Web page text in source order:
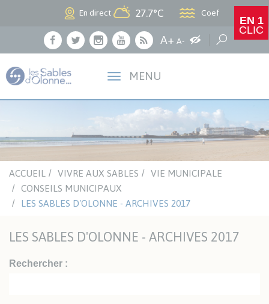
EN 1
CLIC
En direct 27.7°C Coef
Facebook
TwitterInstagram
YoutubeRSSA+Agrandir le texte
A-Réduire le texte
Augmenter les
MENU
ACCUEIL VIVRE AUX SABLES
VIE MUNICIPALE
CONSEILS MUNICIPAUX
LES SABLES D'OLONNE - ARCHIVES 2017
LES SABLES D'OLONNE - ARCHIVES 2017
Rechercher :
Panneau de gestion des cookies